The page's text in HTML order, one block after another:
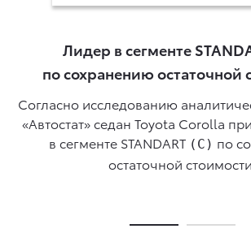
Лидер в сегменте
по сохранению остаточной
Согласно исследованию
«Автостат» седан Toyota Corolla
в сегменте STANDART (С) по
остаточной